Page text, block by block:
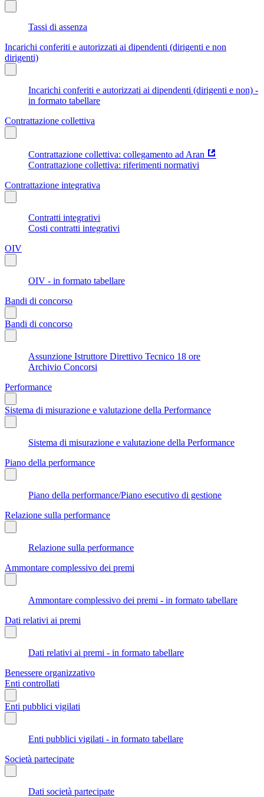
Tassi di assenza
Incarichi conferiti e autorizzati ai dipendenti (dirigenti e non
dirigenti)
Incarichi conferiti e autorizzati ai dipendenti (dirigenti e non) -
in formato tabellare
Contrattazione collettiva
Contrattazione collettiva: collegamento ad Aran
Contrattazione collettiva: riferimenti normativi
Contrattazione integrativa
Contratti integrativi
Costi contratti integrativi
OIV
OIV - in formato tabellare
Bandi di concorso
Bandi di concorso
Assunzione Istruttore Direttivo Tecnico 18 ore
Archivio Concorsi
Performance
Sistema di misurazione e valutazione della Performance
Sistema di misurazione e valutazione della Performance
Piano della performance
Piano della performance/Piano esecutivo di gestione
Relazione sulla performance
Relazione sulla performance
Ammontare complessivo dei premi
Ammontare complessivo dei premi - in formato tabellare
Dati relativi ai premi
Dati relativi ai premi - in formato tabellare
Benessere organizzativo
Enti controllati
Enti pubblici vigilati
Enti pubblici vigilati - in formato tabellare
Società partecipate
Dati società partecipate